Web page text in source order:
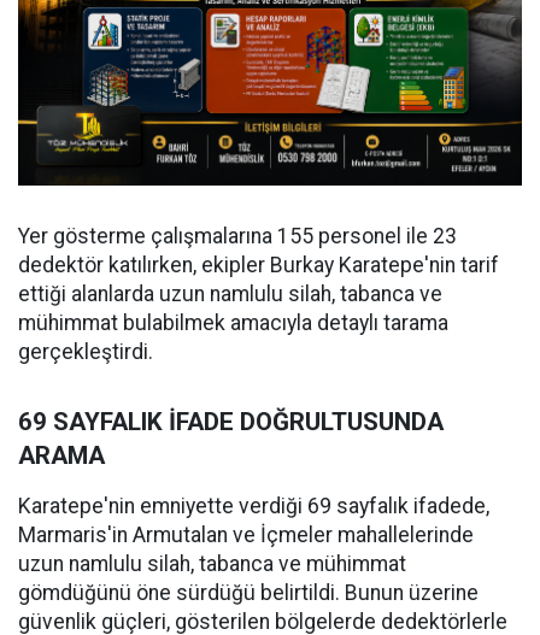
Yer gösterme çalışmalarına 155 personel ile 23
dedektör katılırken, ekipler Burkay Karatepe'nin tarif
ettiği alanlarda uzun namlulu silah, tabanca ve
mühimmat bulabilmek amacıyla detaylı tarama
gerçekleştirdi.
69 SAYFALIK İFADE DOĞRULTUSUNDA
ARAMA
Karatepe'nin emniyette verdiği 69 sayfalık ifadede,
Marmaris'in Armutalan ve İçmeler mahallelerinde
uzun namlulu silah, tabanca ve mühimmat
gömdüğünü öne sürdüğü belirtildi. Bunun üzerine
güvenlik güçleri, gösterilen bölgelerde dedektörlerle